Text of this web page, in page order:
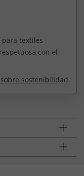
textiles
con el
sostenibilidad